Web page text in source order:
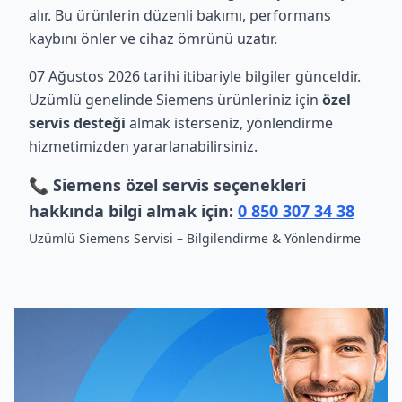
alır. Bu ürünlerin düzenli bakımı, performans
kaybını önler ve cihaz ömrünü uzatır.
07 Ağustos 2026 tarihi itibariyle bilgiler günceldir.
Üzümlü genelinde Siemens ürünleriniz için özel
servis desteği almak isterseniz, yönlendirme
hizmetimizden yararlanabilirsiniz.
📞 Siemens özel servis seçenekleri
hakkında bilgi almak için: 0 850 307 34 38
Üzümlü Siemens Servisi – Bilgilendirme & Yönlendirme